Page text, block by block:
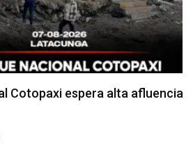
espera alta afluencia de